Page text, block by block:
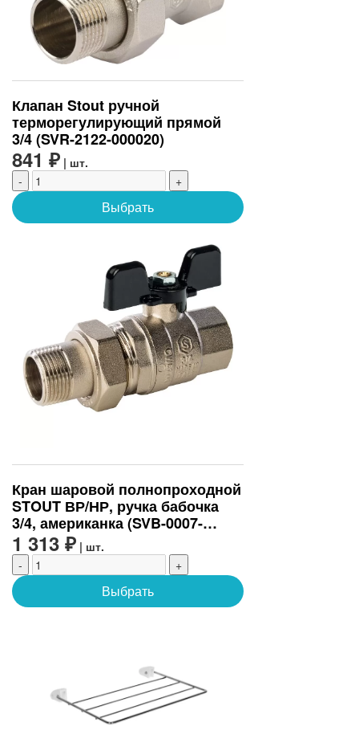
Клапан Stout ручной
терморегулирующий прямой
3/4 (SVR-2122-000020)
841 ₽ | шт.
-
+
Выбрать
Кран шаровой полнопроходной
STOUT ВР/НР, ручка бабочка
3/4, американка (SVB-0007-
200020)
1 313 ₽ | шт.
-
+
Выбрать